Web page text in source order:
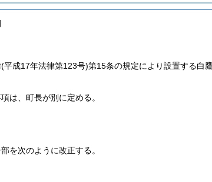
(平成17年法律第123号)第15条の規定により設置する白
は、町長が別に定める。
を次のように改正する。